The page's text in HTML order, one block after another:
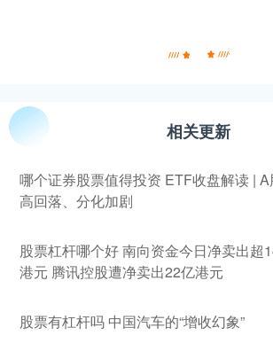
相关更新
哪个证券股票值得投资 ETF收盘解读 | A
高回落、分化加剧
股票杠杆哪个好 南向资金今日净卖出超
港元 腾讯控股遭净卖出22亿港元
股票有杠杆吗 中国汽车的“增收幻象”